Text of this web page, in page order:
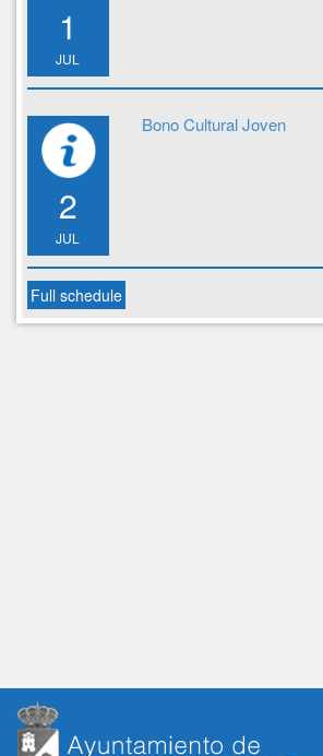
1
JUL
2
JUL
Bono Cultural Joven
Full schedule